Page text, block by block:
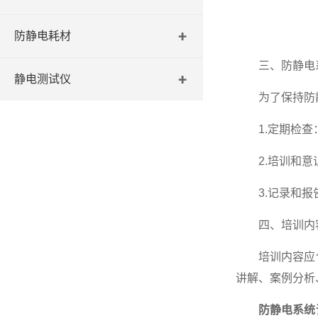
防静电耗材
静电测试仪
三、防静电
为了保持防静
1.定期检查：
2.培训和意识
3.记录和报告
四、培训内
培训内容应包
讲解、案例分
防静电系